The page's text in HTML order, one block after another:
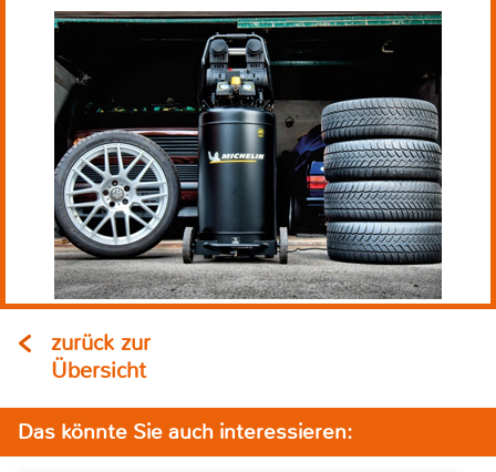
zurück zur
Übersicht
Das könnte Sie auch interessieren: